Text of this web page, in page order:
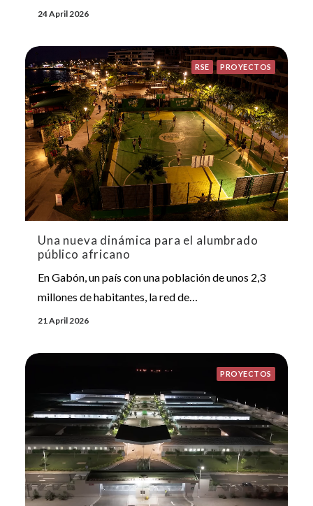
24 April 2026
RSE PROYECTOS
Una nueva dinámica para el alumbrado
público africano
En Gabón, un país con una población de unos 2,3
millones de habitantes, la red de…
21 April 2026
PROYECTOS